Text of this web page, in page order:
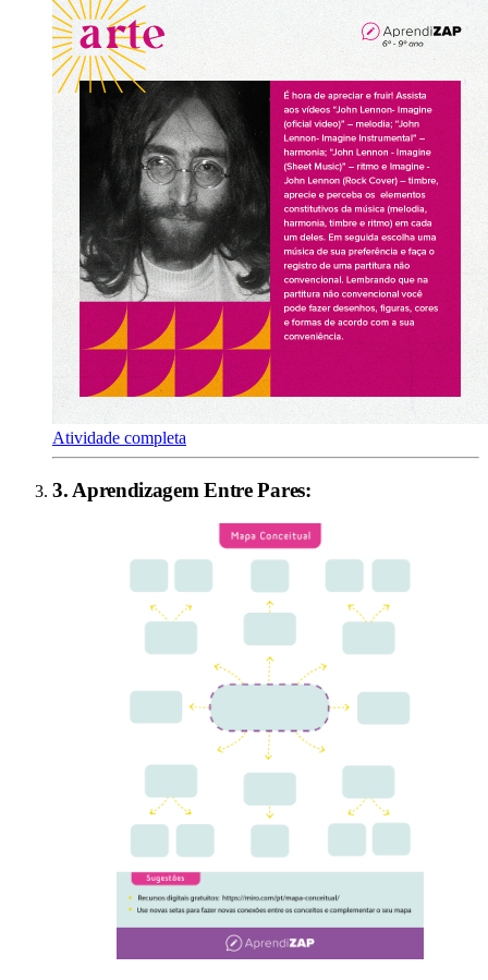
Atividade completa
3.Aprendizagem Entre Pares: